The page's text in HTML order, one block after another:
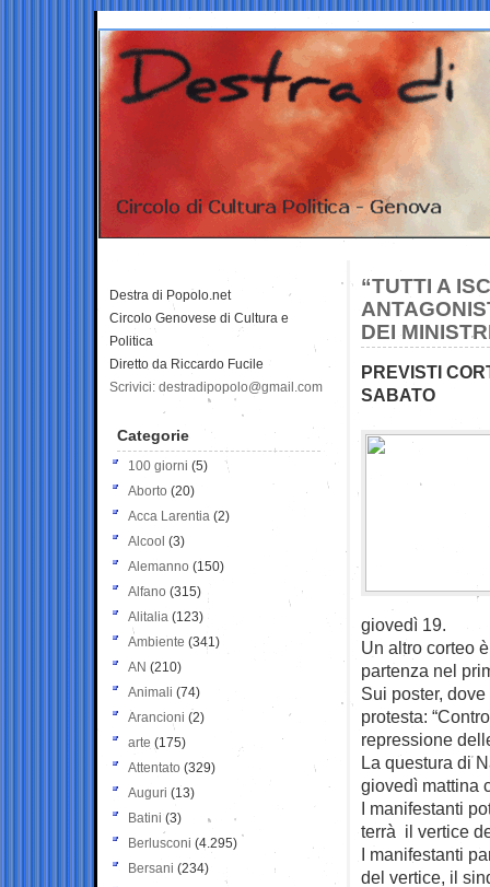
“TUTTI A
DEI
PREVISTI
SABATO
giovedì 19.
Un altro corteo
partenza nel
Sui poster,
protesta:
repressione
La questura di
giovedì mattina
I manifestanti
terrà il vertice
I manifestanti
del vertice, il
Destra di Popolo.net
Circolo Genovese di Cultura e
Politica
Diretto da Riccardo Fucile
Scrivici: destradipopolo@gmail.com
Categorie
100 giorni (5)
Aborto (20)
Acca Larentia (2)
Alcool (3)
Alemanno (150)
Alfano (315)
Alitalia (123)
Ambiente (341)
AN (210)
Animali (74)
Arancioni (2)
arte (175)
Attentato (329)
Auguri (13)
Batini (3)
Berlusconi (4.295)
Bersani (234)